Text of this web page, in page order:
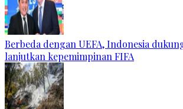
Berbeda dengan UEFA, Indonesia
lanjutkan kepemimpinan FIFA